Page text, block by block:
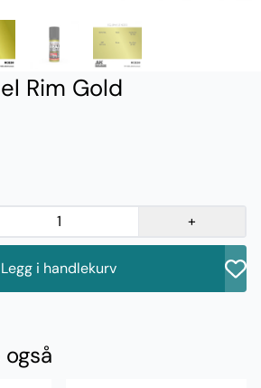
Rim Gold
+
Legg i handlekurv